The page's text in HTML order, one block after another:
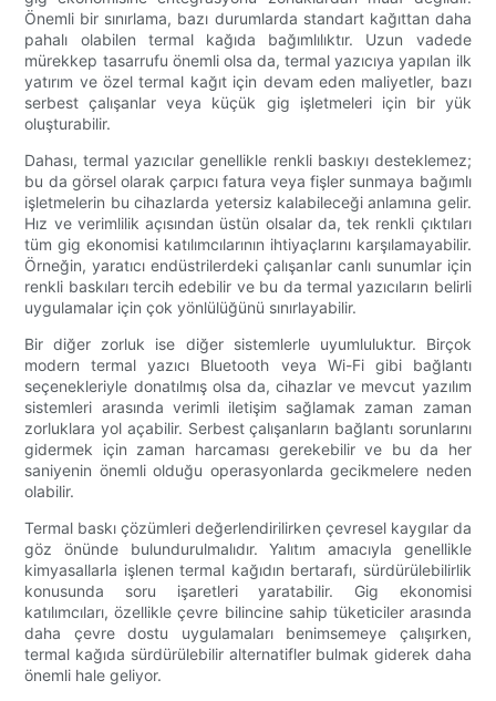
Önemli bir sınırlama, bazı durumlarda standart kağıttan daha
pahalı olabilen termal kağıda bağımlılıktır. Uzun vadede
mürekkep tasarrufu önemli olsa da, termal yazıcıya yapılan ilk
yatırım ve özel termal kağıt için devam eden maliyetler, bazı
serbest çalışanlar veya küçük gig işletmeleri için bir yük
oluşturabilir.
Dahası, termal yazıcılar genellikle renkli baskıyı desteklemez;
bu da görsel olarak çarpıcı fatura veya fişler sunmaya bağımlı
işletmelerin bu cihazlarda yetersiz kalabileceği anlamına gelir.
Hız ve verimlilik açısından üstün olsalar da, tek renkli çıktıları
tüm gig ekonomisi katılımcılarının ihtiyaçlarını karşılamayabilir.
Örneğin, yaratıcı endüstrilerdeki çalışanlar canlı sunumlar için
renkli baskıları tercih edebilir ve bu da termal yazıcıların belirli
uygulamalar için çok yönlülüğünü sınırlayabilir.
Bir diğer zorluk ise diğer sistemlerle uyumluluktur. Birçok
modern termal yazıcı Bluetooth veya Wi-Fi gibi bağlantı
seçenekleriyle donatılmış olsa da, cihazlar ve mevcut yazılım
sistemleri arasında verimli iletişim sağlamak zaman zaman
zorluklara yol açabilir. Serbest çalışanların bağlantı sorunlarını
gidermek için zaman harcaması gerekebilir ve bu da her
saniyenin önemli olduğu operasyonlarda gecikmelere neden
olabilir.
Termal baskı çözümleri değerlendirilirken çevresel kaygılar da
göz önünde bulundurulmalıdır. Yalıtım amacıyla genellikle
kimyasallarla işlenen termal kağıdın bertarafı, sürdürülebilirlik
konusunda soru işaretleri yaratabilir. Gig ekonomisi
katılımcıları, özellikle çevre bilincine sahip tüketiciler arasında
daha çevre dostu uygulamaları benimsemeye çalışırken,
termal kağıda sürdürülebilir alternatifler bulmak giderek daha
önemli hale geliyor.